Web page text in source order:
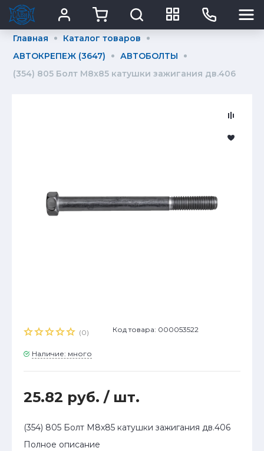
Главная
Каталог товаров
АВТОКРЕПЕЖ (3647)
АВТОБОЛТЫ
(354) 805 Болт М8x85 катушки зажигания дв.406
(0) Код товара: 000053522
Наличие: много
25.82 руб. / шт.
(354) 805 Болт М8x85 катушки зажигания дв.406
Полное описание